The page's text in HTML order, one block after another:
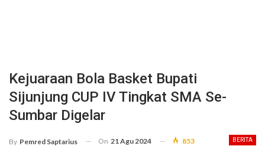
Kejuaraan Bola Basket Bupati
Sijunjung CUP IV Tingkat SMA Se-
Sumbar Digelar
BERITA
By Pemred Saptarius On 21 Agu 2024 853